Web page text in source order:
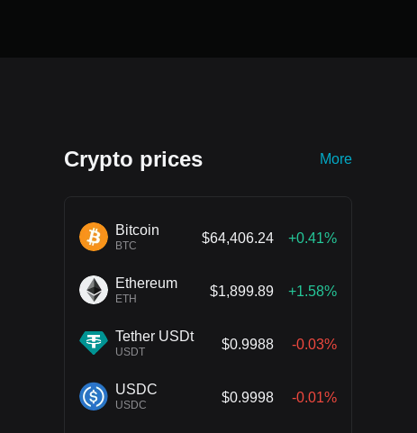
Crypto prices More
Bitcoin
BTC
$64,406.24 +0.41%
Ethereum
ETH
$1,899.89 +1.58%
Tether USDt
USDT
$0.9988 -0.03%
USDC
USDC
$0.9998 -0.01%